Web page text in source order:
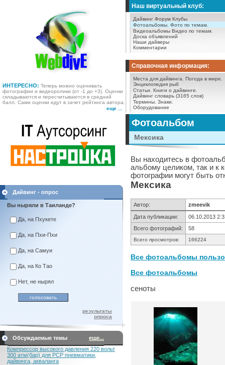
ИНТЕРЕСНО: Теперь можно оценивать
фотографии и видеоролики (от -1 до +3). Оценки
складываются и пересчитываются в средний
балл. Сами оценки идут в зачет рейтинга автора.
еще ...
Наш виртуальный клуб:
Дайвинг Форум Клубы
Фотоальбомы. Фото по темам.
Видеоальбомы Видео по темам.
Доска объявлений
Наши дайверы
Комментарии
Справочная информация:
Места для дайвинга.
Погода в мире.
Энциклопедия рыб
Статьи.
Книги о дайвинге.
Дайвинг словарь (3165 слов)
Термины. Знаки.
Оборудование
Дайвинг - опрос
Вы ныряли в Таиланде?
Да, на Пхукете
Да, на Пхи-Пхи
Да, на Самуи
Да, на Ко Тао
Нет, не нырял
результаты
опроса
Обсуждаемые темы
еще...
Компрессор высокого давления 220 вольт
300 атм(бар) для PCP пневматики,
дайвинга, акваланга
Фотоальбом
Мексика
Вы находитесь в
альбому целиком, так и к
фотографии могут быть
Мексика
Автор:
zmeevik
Дата публикации:
06.10.2013
Всего фотографий:
58
Всего просмотров: 166224
Все фотоальбомы
Все фотоальбомы
сеноты